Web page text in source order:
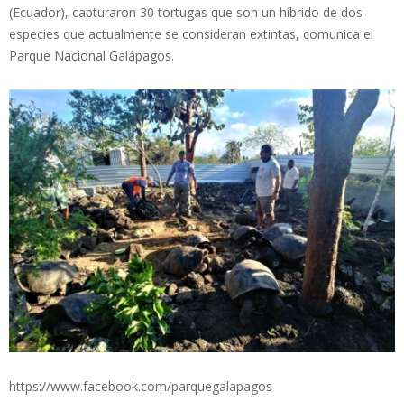
(Ecuador), capturaron 30 tortugas que son un híbrido de dos
especies que actualmente se consideran extintas, comunica el
Parque Nacional Galápagos.
https://www.facebook.com/parquegalapagos